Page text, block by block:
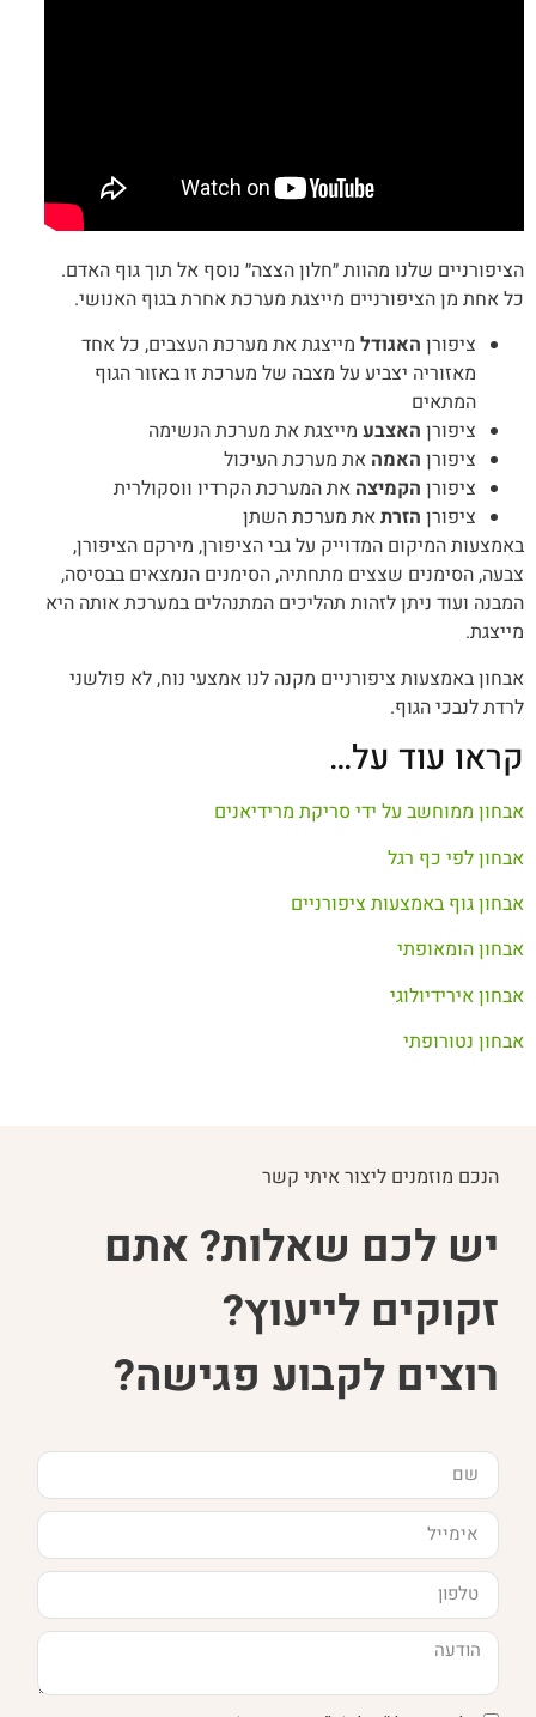
הציפורניים שלנו מהוות ״חלון הצצה״ נוסף אל תוך גוף האדם.
כל אחת מן הציפורניים מייצגת מערכת אחרת בגוף האנושי.
ציפורן האגודל מייצגת את מערכת העצבים, כל אחד
מאזוריה יצביע על מצבה של מערכת זו באזור הגוף
המתאים
ציפורן האצבע מייצגת את מערכת הנשימה
ציפורן האמה את מערכת העיכול
ציפורן הקמיצה את המערכת הקרדיו ווסקולרית
ציפורן הזרתאת מערכת השתן
באמצעות המיקום המדוייק על גבי הציפורן, מירקם הציפורן,
צבעה, הסימנים שצצים מתחתיה, הסימנים הנמצאים בבסיסה,
המבנה ועוד ניתן לזהות תהליכים המתנהלים במערכת אותה היא
מייצגת.
אבחון באמצעות ציפורניים מקנה לנו אמצעי נוח, לא פולשני
לרדת לנבכי הגוף.
קראו עוד על…
אבחון ממוחשב על ידי סריקת מרידיאנים
אבחון לפי כף רגל
אבחון גוף באמצעות ציפורניים
אבחון הומאופתי
אבחון אירידיולוגי
אבחון נטורופתי
הנכם מוזמנים ליצור איתי קשר
יש לכם שאלות? אתם
זקוקים לייעוץ?
רוצים לקבוע פגישה?